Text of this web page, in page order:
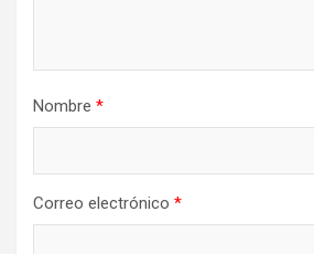
Nombre *
Correo electrónico *